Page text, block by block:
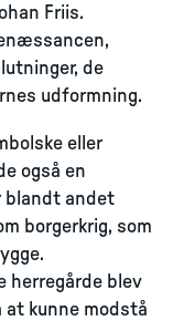
Friis.
de
udformning.
eller
også en
blandt andet
borgerkrig, som
herregårde blev
at kunne modstå